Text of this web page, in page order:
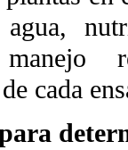
cada